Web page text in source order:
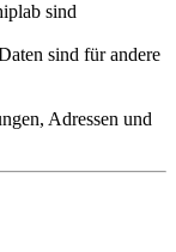
sind
sind für andere
Adressen und